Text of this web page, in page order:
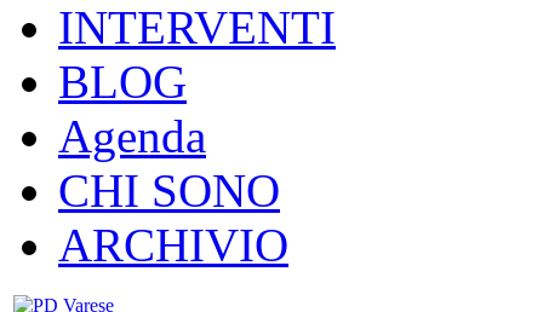
INTERVENTI
BLOG
Agenda
CHI SONO
ARCHIVIO